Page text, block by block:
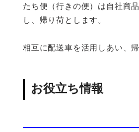
たち便（行きの便）は自社商
し、帰り荷とします。
相互に配送車を活用しあい、
お役立ち情報